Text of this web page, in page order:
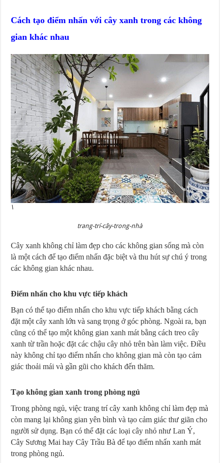
Cách tạo điểm nhấn với cây xanh trong các không
gian khác nhau
\
trang-trí-cây-trong-nhà
Cây xanh không chỉ làm đẹp cho các không gian sống mà còn
là một cách để tạo điểm nhấn đặc biệt và thu hút sự chú ý trong
các không gian khác nhau.
Điểm nhấn cho khu vực tiếp khách
Bạn có thể tạo điểm nhấn cho khu vực tiếp khách bằng cách
đặt một cây xanh lớn và sang trọng ở góc phòng. Ngoài ra, bạn
cũng có thể tạo một không gian xanh mát bằng cách treo cây
xanh từ trần hoặc đặt các chậu cây nhỏ trên bàn làm việc. Điều
này không chỉ tạo điểm nhấn cho không gian mà còn tạo cảm
giác thoải mái và gần gũi cho khách đến thăm.
Tạo không gian xanh trong phòng ngủ
Trong phòng ngủ, việc trang trí cây xanh không chỉ làm đẹp mà
còn mang lại không gian yên bình và tạo cảm giác thư giãn cho
người sử dụng. Bạn có thể đặt các loại cây nhỏ như Lan Ý,
Cây Sương Mai hay Cây Trầu Bà để tạo điểm nhấn xanh mát
trong phòng ngủ.